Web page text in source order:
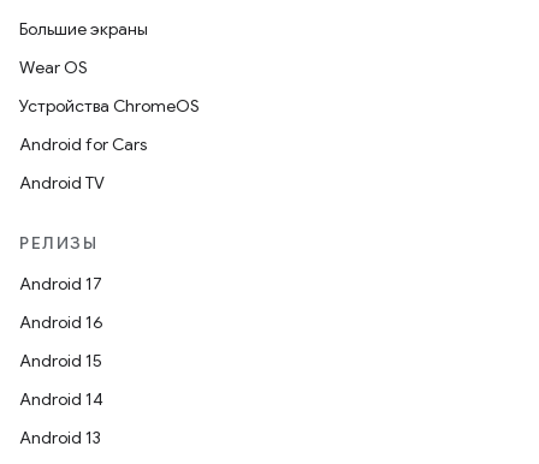
Большие экраны
Wear OS
Устройства ChromeOS
Android for Cars
Android TV
РЕЛИЗЫ
Android 17
Android 16
Android 15
Android 14
Android 13